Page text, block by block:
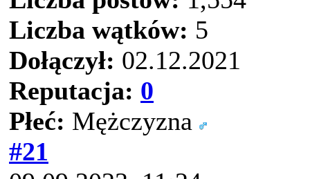
Liczba wątków: 5
Dołączył: 02.12.2021
Reputacja: 0
Płeć: Mężczyzna
#21